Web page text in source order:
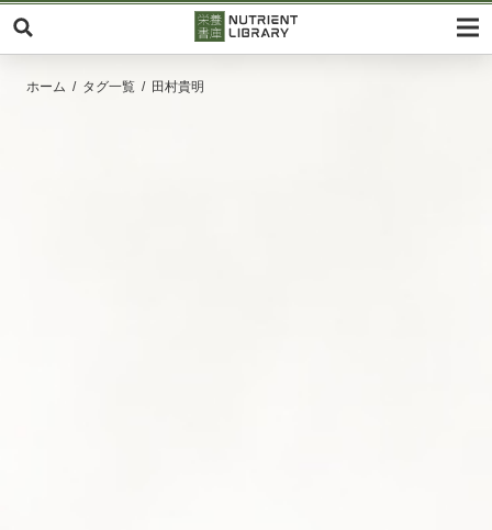
ホーム タグ一覧 田村貴明